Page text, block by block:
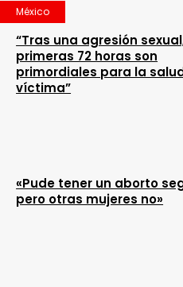
México
“Tras una agresión
primeras 72 horas son
primordiales para la
víctima”
«Pude tener un aborto
pero otras mujeres no»